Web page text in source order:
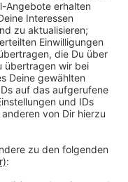
von gestern auf
meldet 17 neue
seit
worden. 39